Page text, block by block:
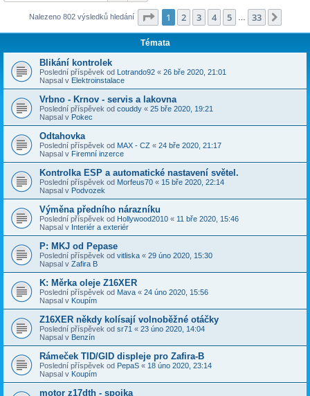
Nalezeno 802 výsledků hledání Stránka z 33
1 2 3 4 5 33
Témata
Blikání kontrolek
Poslední příspěvek od Lotrando92 « 26 bře 2020, 21:01
Napsal v Elektroinstalace
Vrbno - Krnov - servis a lakovna
Poslední příspěvek od couddy « 25 bře 2020, 19:21
Napsal v Pokec
Odtahovka
Poslední příspěvek od MAX - CZ « 24 bře 2020, 21:17
Napsal v Firemní inzerce
Kontrolka ESP a automatické nastavení světel.
Poslední příspěvek od Morfeus70 « 15 bře 2020, 22:14
Napsal v Podvozek
Výměna předního nárazníku
Poslední příspěvek od Hollywood2010 « 11 bře 2020, 15:46
Napsal v Interiér a exteriér
P: MKJ od Pepase
Poslední příspěvek od vitliska « 29 úno 2020, 15:30
Napsal v Zafira B
K: Měrka oleje Z16XER
Poslední příspěvek od Mava « 24 úno 2020, 15:56
Napsal v Koupím
Z16XER někdy kolísají volnoběžné otáčky
Poslední příspěvek od sr71 « 23 úno 2020, 14:04
Napsal v Benzín
Rámeček TID/GID displeje pro Zafira-B
Poslední příspěvek od PepaS « 18 úno 2020, 23:14
Napsal v Koupím
motor z17dth - spojka